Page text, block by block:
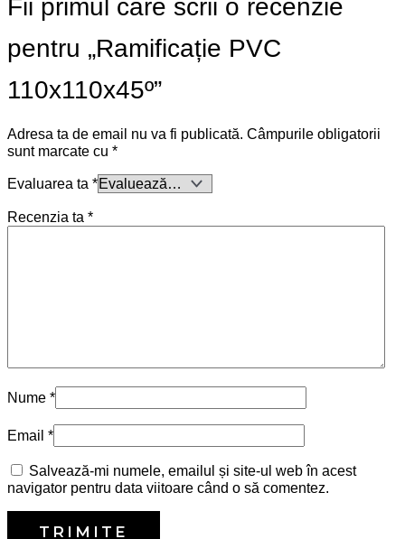
Fii primul care scrii o recenzie
pentru „Ramificație PVC
110x110x45º”
Adresa ta de email nu va fi publicată. Câmpurile obligatorii
sunt marcate cu *
Evaluarea ta *
Recenzia ta *
Nume *
Email *
Salvează-mi numele, emailul și site-ul web în acest
navigator pentru data viitoare când o să comentez.